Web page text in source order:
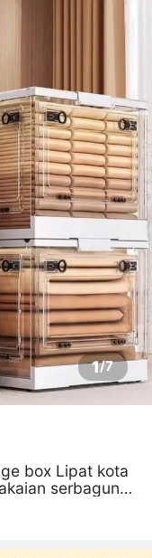
1/7
box Lipat kota
serbaguna